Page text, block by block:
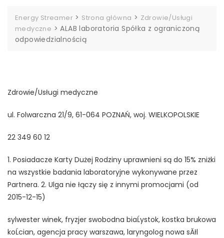
Energy Streamer > Strona główna > Zdrowie/Usługi
medyczne >ALAB laboratoria Spółka z ograniczoną
odpowiedzialnością
Zdrowie/Usługi medyczne
ul. Folwarczna 21/9, 61-064 POZNAŃ, woj. WIELKOPOLSKIE
22 349 60 12
1. Posiadacze Karty Dużej Rodziny uprawnieni są do 15% zniżki
na wszystkie badania laboratoryjne wykonywane przez
Partnera. 2. Ulga nie łączy się z innymi promocjami (od
2015-12-15)
sylwester winek, fryzjer swobodna biaĹystok, kostka brukowa
koĹcian, agencja pracy warszawa, laryngolog nowa sĂłl